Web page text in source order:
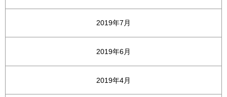
2019年7月
2019年6月
2019年4月